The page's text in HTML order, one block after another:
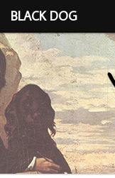
BLACK DOG
IDEEA
CU LIMBA SCOASĂ